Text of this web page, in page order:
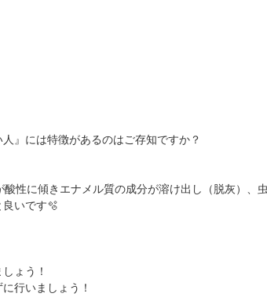
』には特徴があるのはご存知ですか？
性に傾きエナメル質の成分が溶け出し（脱灰）、
いです🫧
ょう！
行いましょう！